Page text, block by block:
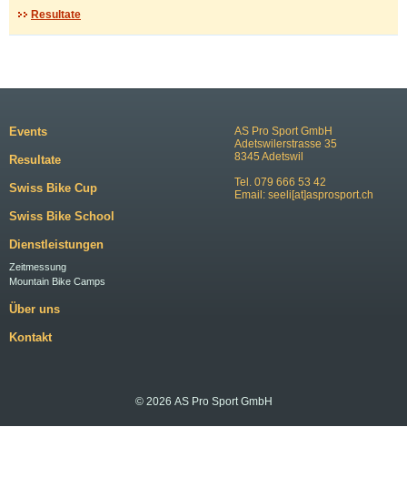
Resultate
AS Pro Sport GmbH
Adetswilerstrasse 35
8345 Adetswil
Tel. 079 666 53 42
Email: seeli[at]asprosport.ch
Events
Resultate
Swiss Bike Cup
Swiss Bike School
Dienstleistungen
Zeitmessung
Mountain Bike Camps
Über uns
Kontakt
© 2026 AS Pro Sport GmbH